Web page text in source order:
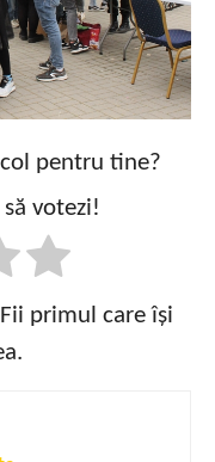
pentru tine?
votezi!
primul care își